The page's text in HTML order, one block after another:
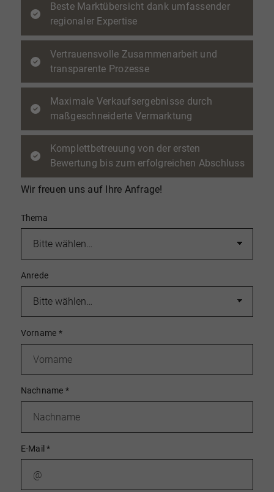
Beste Marktübersicht dank umfassender
regionaler Expertise
Vertrauensvolle Zusammenarbeit und
transparente Prozesse
Maximale Verkaufsergebnisse durch
maßgeschneiderte Vermarktung
Komplettbetreuung von der ersten
Bewertung bis zum erfolgreichen Abschluss
Wir freuen uns auf Ihre Anfrage!
Thema
Anrede
Vorname *
Nachname *
E-Mail*